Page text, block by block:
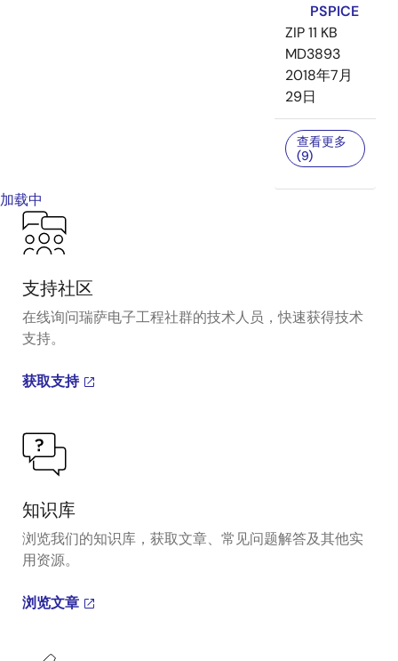
PSPICE
ZIP11 KB
MD3893
2018年7月
29日
查看更多
(9)
加载中
支持社区
在线询问瑞萨电子工程社群的技术人员，快速获得技术
支持。
获取支持
知识库
浏览我们的知识库，获取文章、常见问题解答及其他实
用资源。
浏览文章